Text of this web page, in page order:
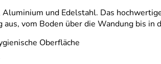
und Edelstahl. Das
vom Boden über die Wandung bis in
Oberfläche